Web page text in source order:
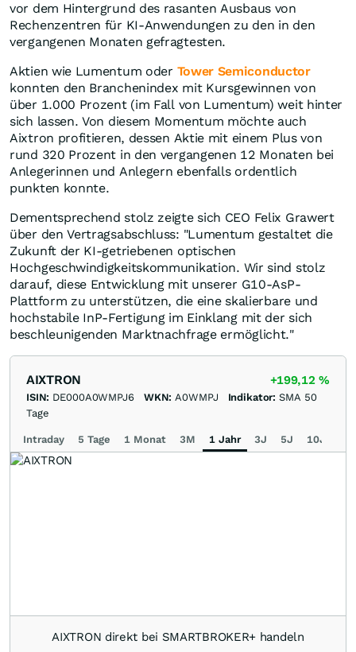
vor dem Hintergrund des rasanten Ausbaus von
Rechenzentren für KI-Anwendungen zu den in den
vergangenen Monaten gefragtesten.
Aktien wie Lumentum oder Tower Semiconductor
konnten den Branchenindex mit Kursgewinnen von
über 1.000 Prozent (im Fall von Lumentum) weit hinter
sich lassen. Von diesem Momentum möchte auch
Aixtron profitieren, dessen Aktie mit einem Plus von
rund 320 Prozent in den vergangenen 12 Monaten bei
Anlegerinnen und Anlegern ebenfalls ordentlich
punkten konnte.
Dementsprechend stolz zeigte sich CEO Felix Grawert
über den Vertragsabschluss: "Lumentum gestaltet die
Zukunft der KI-getriebenen optischen
Hochgeschwindigkeitskommunikation. Wir sind stolz
darauf, diese Entwicklung mit unserer G10-AsP-
Plattform zu unterstützen, die eine skalierbare und
hochstabile InP-Fertigung im Einklang mit der sich
beschleunigenden Marktnachfrage ermöglicht."
AIXTRON +199,12%
ISIN: DE000A0WMPJ6 WKN: A0WMPJ Indikator: SMA 50
Tage
Intraday 5 Tage 1 Monat 3M 1 Jahr 3J 5J 10J
AIXTRON direkt bei SMARTBROKER+ handeln